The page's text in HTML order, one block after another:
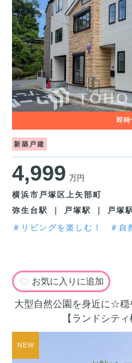
新築戸建
4,999 万円
横浜市戸塚区上矢部町
弥生台駅 ｜ 戸塚駅 ｜ 戸塚
＃リビングを楽しむ！
＃自
お気に入りに追加
大型自然公園を身近に☆穏
【ランドシテ